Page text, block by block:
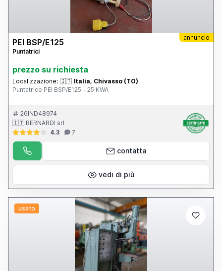
annuncio
PEI BSP/E125
Puntatrici
prezzo su richiesta
Localizzazione: 🇮🇹 Italia, Chivasso (TO)
Puntatrice PEI BSP/E125 – 25 KWA
26IND48974
🇮🇹 BERNARDI srl
4.3
7
contatta
vedi di più
usato